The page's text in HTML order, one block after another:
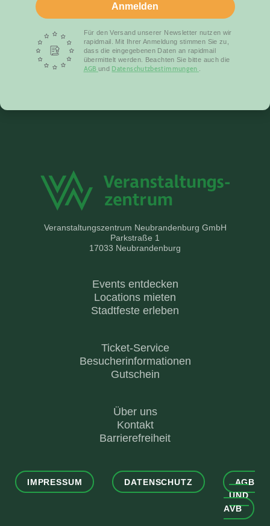
Anmelden
Für den Versand unserer Newsletter nutzen wir
rapidmail. Mit Ihrer Anmeldung stimmen Sie zu,
dass die eingegebenen Daten an rapidmail
übermittelt werden. Beachten Sie bitte auch die
AGB und Datenschutzbestimmungen
Veranstaltungszentrum Neubrandenburg GmbH
Parkstraße 1
17033 Neubrandenburg
Events entdecken
Locations mieten
Stadtfeste erleben
Ticket-Service
Besucherinformationen
Gutschein
Über uns
Kontakt
Barrierefreiheit
IMPRESSUM DATENSCHUTZ
AGB
UND
AVB